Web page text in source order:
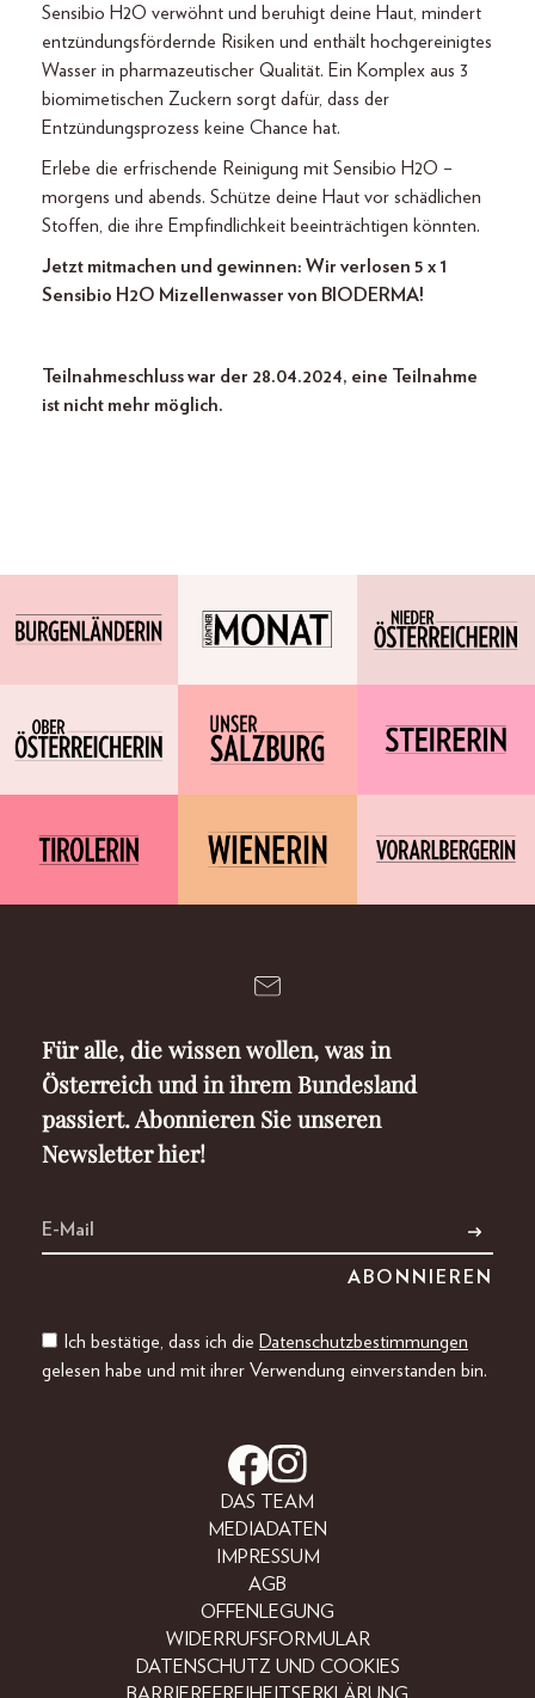
Sensibio H2O verwöhnt und beruhigt deine Haut, mindert
entzündungsfördernde Risiken und enthält hochgereinigtes
Wasser in pharmazeutischer Qualität. Ein Komplex aus 3
biomimetischen Zuckern sorgt dafür, dass der
Entzündungsprozess keine Chance hat.
Erlebe die erfrischende Reinigung mit Sensibio H2O –
morgens und abends. Schütze deine Haut vor schädlichen
Stoffen, die ihre Empfindlichkeit beeinträchtigen könnten.
Jetzt mitmachen und gewinnen: Wir verlosen 5 x 1
Sensibio H2O Mizellenwasser von BIODERMA!
Teilnahmeschluss war der 28.04.2024, eine Teilnahme
ist nicht mehr möglich.
Für alle, die wissen wollen, was in
Österreich und in ihrem Bundesland
passiert. Abonnieren Sie unseren
Newsletter hier!
Ich bestätige, dass ich die Datenschutzbestimmungen
gelesen habe und mit ihrer Verwendung einverstanden bin.
DAS TEAM
MEDIADATEN
IMPRESSUM
AGB
OFFENLEGUNG
WIDERRUFSFORMULAR
DATENSCHUTZ UND COOKIES